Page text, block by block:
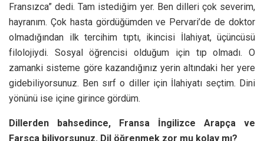
Fransızca” dedi. Tam istediğim yer. Ben dilleri çok severim,
hayranım. Çok hasta gördüğümden ve Pervari’de de doktor
olmadığından ilk tercihim tıptı, ikincisi İlahiyat, üçüncüsü
filolojiydi. Sosyal öğrencisi olduğum için tıp olmadı. O
zamanki sisteme göre kazandığınız yerin altındaki her yere
gidebiliyorsunuz. Ben sırf o diller için İlahiyatı seçtim. Dini
yönünü ise içine girince gördüm.
Dillerden bahsedince, Fransa İngilizce Arapça ve
Farsça biliyorsunuz. Dil öğrenmek zor mu kolay mı?